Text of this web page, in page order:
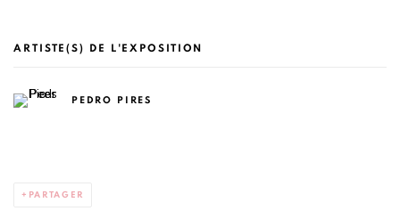
ARTISTE(S) DE L'EXPOSITION
PEDRO PIRES
PARTAGER